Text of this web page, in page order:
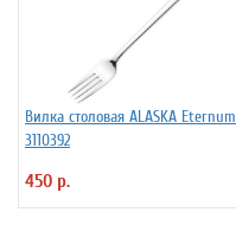
Вилка столовая ALASKA Eternum
3110392
450 р.